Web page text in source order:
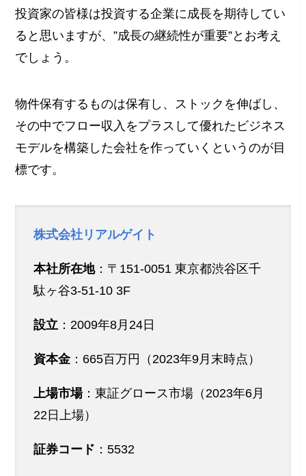
投資家の皆様は投資する企業に成長を期待してい
ると思いますが、”成長の継続性が重要”とお考え
でしょう。
物件保有するものは保有し、ストックを伸ばし、
その中でフロー収入をプラスして優れたビジネス
モデルを構築した会社を作っていくというのが目
標です。
株式会社リアルゲイト
本社所在地：〒151-0051 東京都渋谷区千
駄ヶ谷3-51-10 3F
設立 ：2009年8月24日
資本金 ：665百万円（2023年9月末時点）
上場市場：東証グロース市場（2023年6月
22日上場）
証券コード ：5532